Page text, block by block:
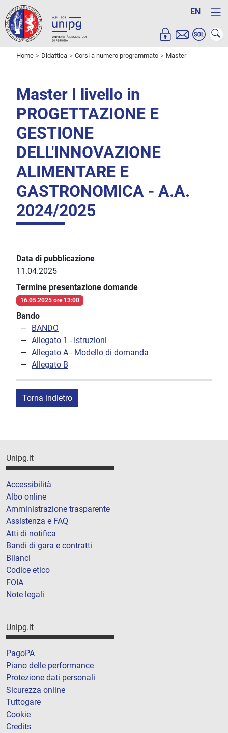
EN
Home Didattica Corsi a numero programmato Master
Master I livello in
PROGETTAZIONE E
GESTIONE
DELL'INNOVAZIONE
ALIMENTARE E
GASTRONOMICA - A.A.
2024/2025
Data di pubblicazione
11.04.2025
Termine presentazione domande
16.05.2025 ore 13:00
Bando
BANDO
Allegato 1 - Istruzioni
Allegato A - Modello di domanda
Allegato B
Torna indietro
Unipg.it
Accessibilità
Albo online
Amministrazione trasparente
Assistenza e FAQ
Atti di notifica
Bandi di gara e contratti
Bilanci
Codice etico
FOIA
Note legali
Unipg.it
PagoPA
Piano delle performance
Protezione dati personali
Sicurezza online
Tuttogare
Cookie
Credits